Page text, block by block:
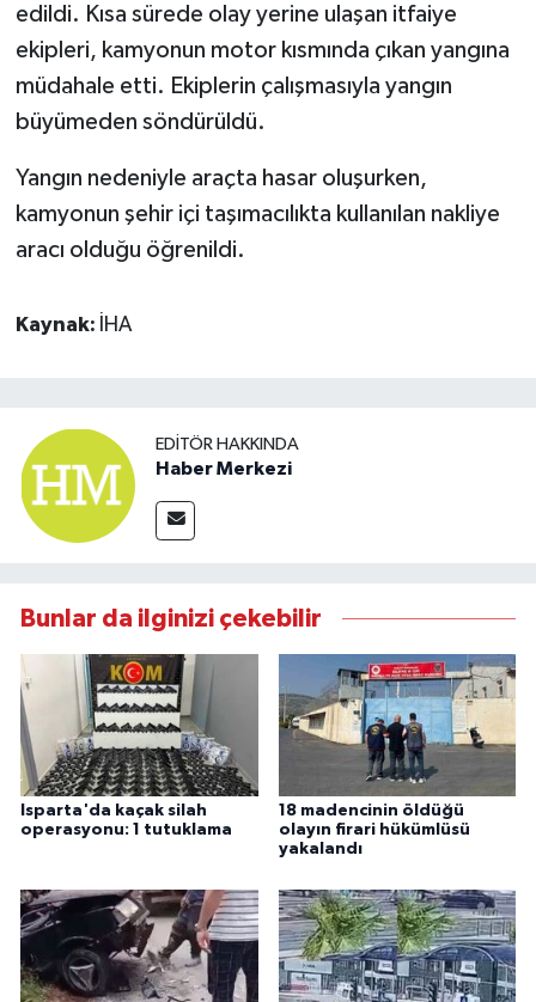
edildi. Kısa sürede olay yerine ulaşan itfaiye
ekipleri, kamyonun motor kısmında çıkan yangına
müdahale etti. Ekiplerin çalışmasıyla yangın
büyümeden söndürüldü.
Yangın nedeniyle araçta hasar oluşurken,
kamyonun şehir içi taşımacılıkta kullanılan nakliye
aracı olduğu öğrenildi.
Kaynak: İHA
EDITÖR HAKKINDA
Haber Merkezi
Bunlar da ilginizi çekebilir
Isparta'da kaçak silah
operasyonu: 1 tutuklama
18 madencinin öldüğü
olayın firari hükümlüsü
yakalandı